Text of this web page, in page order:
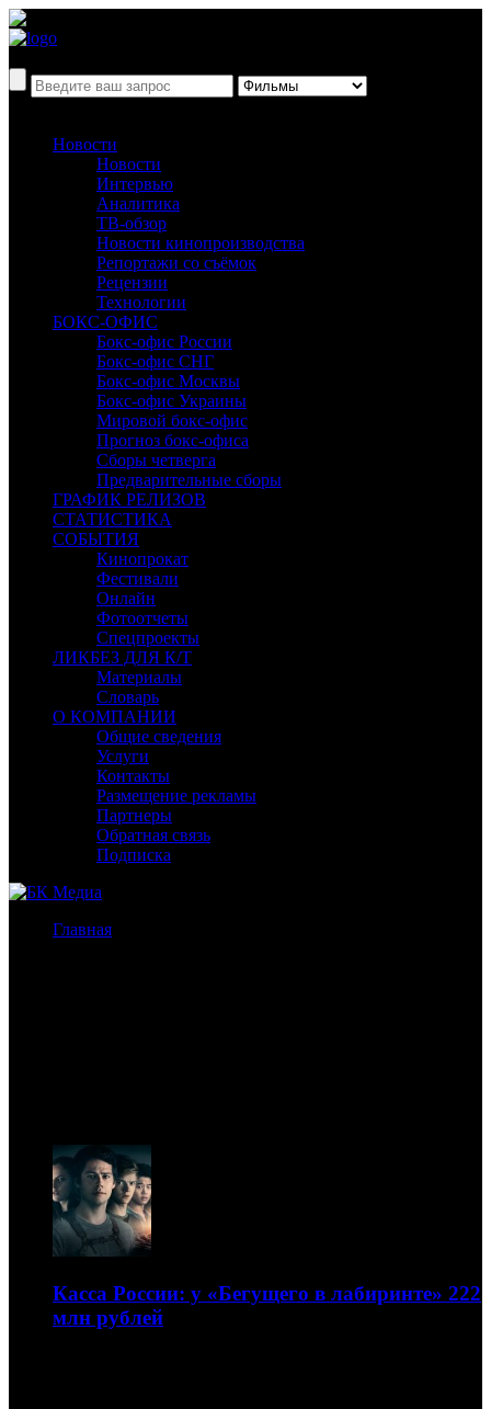
Новости
Новости
Интервью
Аналитика
ТВ-обзор
Новости кинопроизводства
Репортажи со съёмок
Рецензии
Технологии
БОКС-ОФИС
Бокс-офис России
Бокс-офис СНГ
Бокс-офис Москвы
Бокс-офис Украины
Мировой бокс-офис
Прогноз бокс-офиса
Сборы четверга
Предварительные сборы
ГРАФИК РЕЛИЗОВ
СТАТИСТИКА
СОБЫТИЯ
Кинопрокат
Фестивали
Онлайн
Фотоотчеты
Спецпроекты
ЛИКБЕЗ ДЛЯ К/Т
Материалы
Словарь
О КОМПАНИИ
Общие сведения
Услуги
Контакты
Размещение рекламы
Партнеры
Обратная связь
Подписка
Главная
Касса России: у «Бегущего в лабиринте» 222
млн рублей